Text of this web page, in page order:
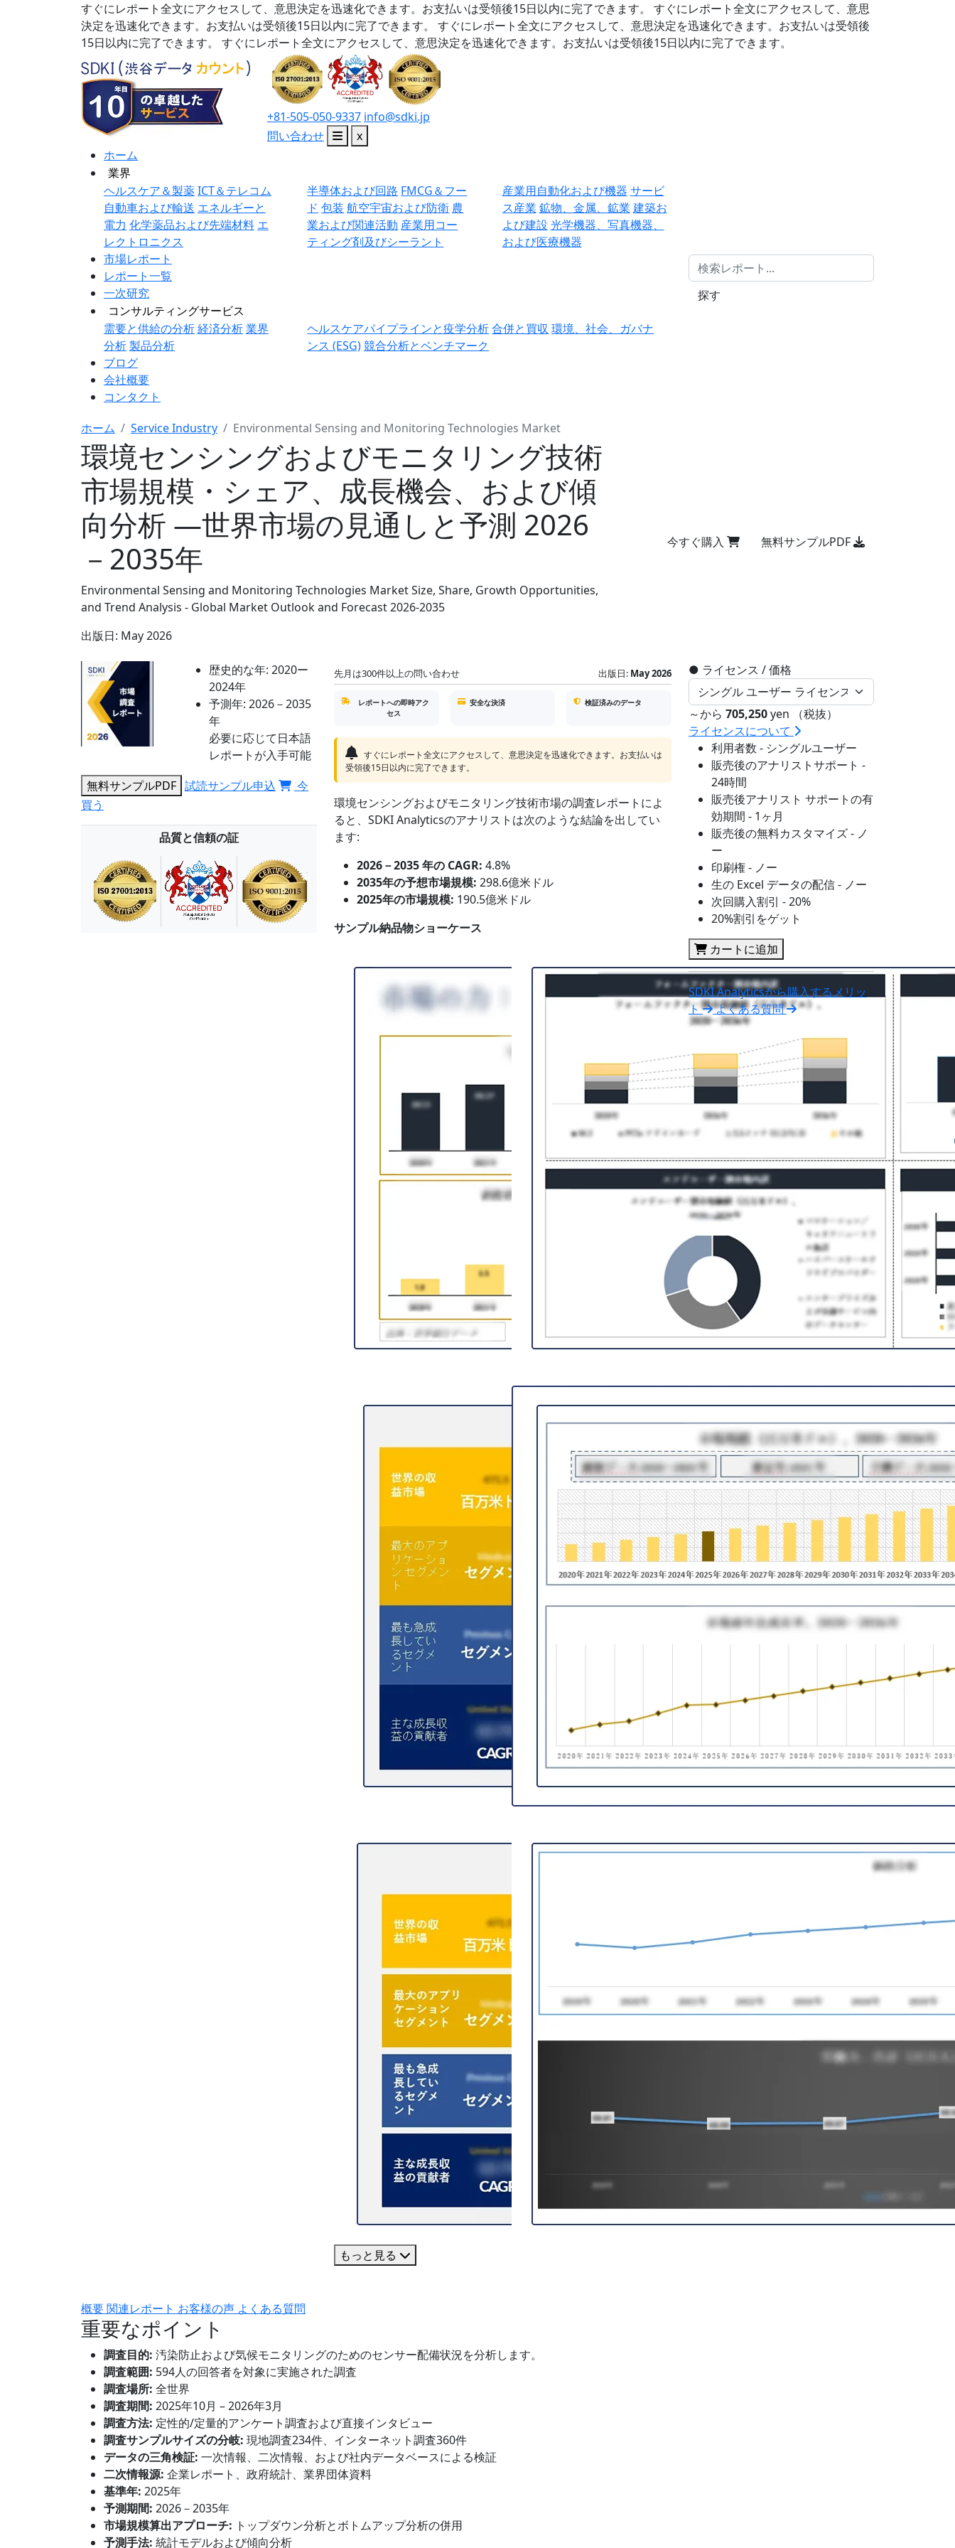
すぐにレポート全文にアクセスして、意思決定を迅速化できます。お支払いは受領後15日以内に完了できます。
すぐにレポート全文にアクセスして、意思
決定を迅速化できます。お支払いは受領後15日以内に完了できます。
すぐにレポート全文にアクセスして、意思決定を迅速化できます。お支払いは受領後
15日以内に完了できます。
すぐにレポート全文にアクセスして、意思決定を迅速化できます。お支払いは受領後15日以内に完了できます。
+81-505-050-9337 info@sdki.jp
問い合わせ
x
ホーム
業界
ヘルスケア＆製薬ICT＆テレコム
自動車および輸送 エネルギーと
電力 化学薬品および先端材料 エ
レクトロニクス
半導体および回路 FMCG＆フー
ド 包装 航空宇宙および防衛 農
業および関連活動 産業用コー
ティング剤及びシーラント
産業用自動化および機器 サービ
ス産業 鉱物、金属、鉱業 建築お
よび建設 光学機器、写真機器、
および医療機器
市場レポート
レポート一覧
一次研究
コンサルティングサービス
需要と供給の分析経済分析業界
分析製品分析
ヘルスケアパイプラインと疫学分析合併と買収 環境、社会、ガバナ
ンス (ESG)競合分析とベンチマーク
ブログ
会社概要
コンタクト
探す
ホーム Service Industry Environmental Sensing and Monitoring Technologies Market
環境センシングおよびモニタリング技術
市場規模・シェア、成長機会、および傾
向分析 ―世界市場の見通しと予測 2026
－2035年
Environmental Sensing and Monitoring Technologies Market Size, Share, Growth Opportunities,
and Trend Analysis - Global Market Outlook and Forecast 2026-2035
出版日: May 2026
今すぐ購入 無料サンプルPDF
歴史的な年: 2020ー
2024年
予測年: 2026－2035
年
必要に応じて日本語
レポートが入手可能
無料サンプルPDF 試読サンプル申込
今
買う
品質と信頼の証
先月は300件以上の問い合わせ 出版日: May 2026
レポートへの即時アク
セス
安全な決済 検証済みのデータ
すぐにレポート全文にアクセスして、意思決定を迅速化できます。お支払いは
受領後15日以内に完了できます。
環境センシングおよびモニタリング技術市場の調査レポートによ
ると、SDKI Analyticsのアナリストは次のような結論を出してい
ます:
2026－2035 年の CAGR: 4.8%
2035年の予想市場規模: 298.6億米ドル
2025年の市場規模: 190.5億米ドル
サンプル納品物ショーケース
もっと見る
● ライセンス / 価格
～から 705,250yen （税抜）
ライセンスについて
利用者数 - シングルユーザー
販売後のアナリストサポート -
24時間
販売後アナリスト サポートの有
効期間 - 1ヶ月
販売後の無料カスタマイズ - ノ
ー
印刷権 - ノー
生の Excel データの配信 - ノー
次回購入割引 - 20%
20%割引をゲット
カートに追加
SDKI Analyticsから購入するメリッ
ト
よくある質問
概要関連レポート お客様の声 よくある質問
重要なポイント
調査目的: 汚染防止および気候モニタリングのためのセンサー配備状況を分析します。
調査範囲: 594人の回答者を対象に実施された調査
調査場所: 全世界
調査期間: 2025年10月 – 2026年3月
調査方法: 定性的/定量的アンケート調査および直接インタビュー
調査サンプルサイズの分岐: 現地調査234件、インターネット調査360件
データの三角検証: 一次情報、二次情報、および社内データベースによる検証
二次情報源: 企業レポート、政府統計、業界団体資料
基準年: 2025年
予測期間: 2026－2035年
市場規模算出アプローチ: トップダウン分析とボトムアップ分析の併用
予測手法: 統計モデルおよび傾向分析